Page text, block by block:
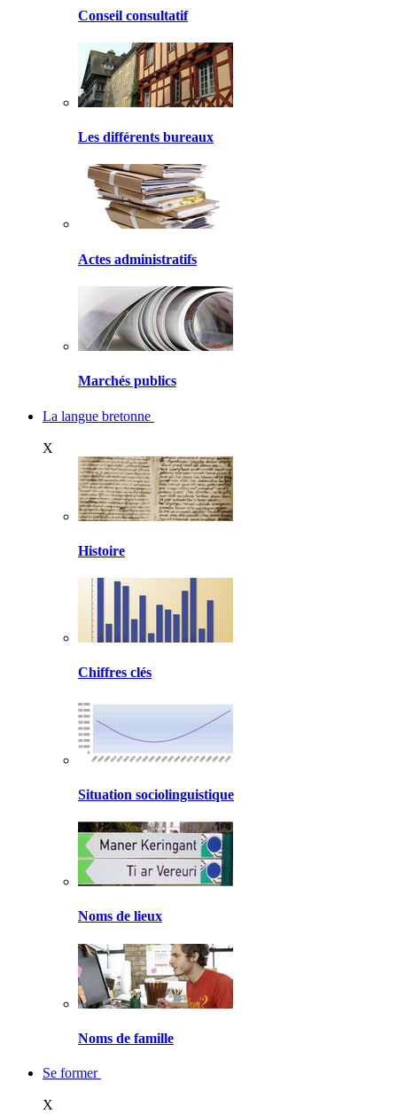
Conseil consultatif
Les différents bureaux
Actes administratifs
Marchés publics
La langue bretonne
X
Histoire
Chiffres clés
Situation sociolinguistique
Noms de lieux
Noms de famille
Se former
X